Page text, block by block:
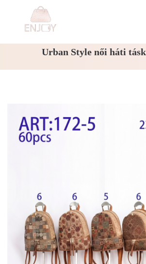
Urban Style női háti